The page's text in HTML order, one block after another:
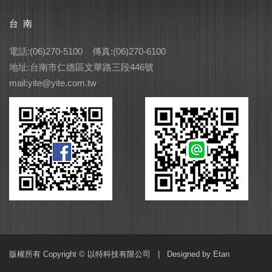
台 南
電話:(06)270-5100 傳真:(06)270-6100
地址:台南市仁德區文華路三段446號
mail:yite@yite.com.tw
版權所有 Copyright © 以特科技有限公司 | Designed by Etan